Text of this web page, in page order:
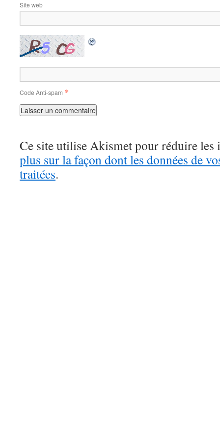
Site web
Code Anti-spam *
Ce site utilise Akismet pour réduire les
plus sur la façon dont les données de
traitées.